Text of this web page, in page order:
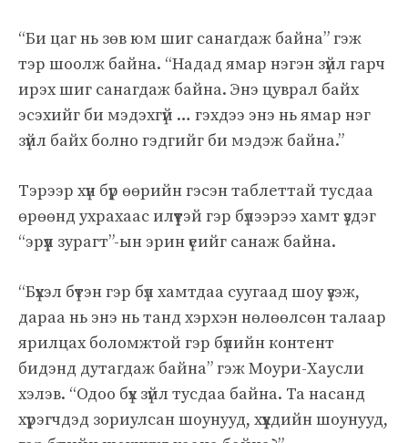
“Би цаг нь зөв юм шиг санагдаж байна” гэж
тэр шоолж байна. “Надад ямар нэгэн зүйл гарч
ирэх шиг санагдаж байна. Энэ цуврал байх
эсэхийг би мэдэхгүй … гэхдээ энэ нь ямар нэг
зүйл байх болно гэдгийг би мэдэж байна.”
Тэрээр хүн бүр өөрийн гэсэн таблеттай тусдаа
өрөөнд ухрахаас илүүтэй гэр бүлээрээ хамт үздэг
“эрүүл зурагт”-ын эрин үеийг санаж байна.
“Бүхэл бүтэн гэр бүл хамтдаа суугаад шоу үзэж,
дараа нь энэ нь танд хэрхэн нөлөөлсөн талаар
ярилцах боломжтой гэр бүлийн контент
бидэнд дутагдаж байна” гэж Моури-Хаусли
хэлэв. “Одоо бүх зүйл тусдаа байна. Та насанд
хүрэгчдэд зориулсан шоунууд, хүүхдийн шоунууд,